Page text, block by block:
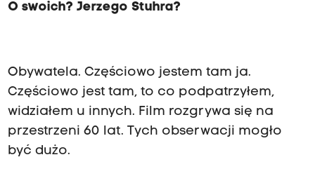
O swoich? Jerzego Stuhra?
Obywatela. Częściowo jestem tam ja.
Częściowo jest tam, to co podpatrzyłem,
widziałem u innych. Film rozgrywa się na
przestrzeni 60 lat. Tych obserwacji mogło
być dużo.